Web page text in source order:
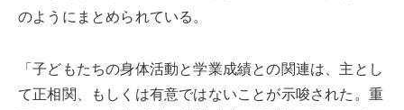
のようにまとめられている。
「子どもたちの身体活動と学業成績との関連は、主とし
て正相関、もしくは有意ではないことが示唆された。重